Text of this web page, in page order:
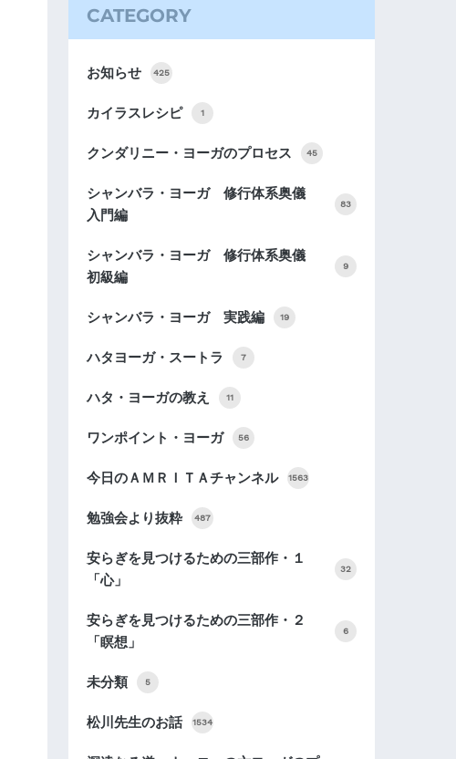
CATEGORY
お知らせ 425
カイラスレシピ 1
クンダリニー・ヨーガのプロセス 45
シャンバラ・ヨーガ 修行体系奥儀
入門編
83
シャンバラ・ヨーガ 修行体系奥儀
初級編
9
シャンバラ・ヨーガ 実践編 19
ハタヨーガ・スートラ 7
ハタ・ヨーガの教え 11
ワンポイント・ヨーガ 56
今日のＡＭＲＩＴＡチャンネル 1563
勉強会より抜粋 487
安らぎを見つけるための三部作・１
「心」
32
安らぎを見つけるための三部作・２
「瞑想」
6
未分類 5
松川先生のお話 1534